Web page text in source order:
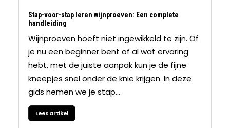
Stap-voor-stap leren wijnproeven: Een complete
handleiding
Wijnproeven hoeft niet ingewikkeld te zijn. Of
je nu een beginner bent of al wat ervaring
hebt, met de juiste aanpak kun je de fijne
kneepjes snel onder de knie krijgen. In deze
gids nemen we je stap…
Lees artikel